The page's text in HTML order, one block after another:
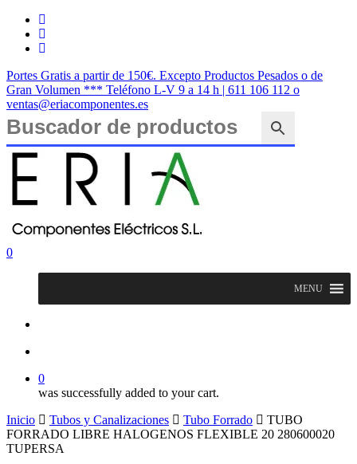
Saltar
contenido
twitter
facebook
instagram
Portes Gratis a partir de 150€. Excepto Productos Pesados o de
Gran Volumen *** Teléfono L-V 9 a 14 h | 611 106 112 o
ventas@eriacomponentes.es
Cerrar
buscar
account
0
MENU
0
was successfully added to your cart.
Inicio
Tubos y Canalizaciones Tubo Forrado
TUBO
FORRADO LIBRE HALOGENOS FLEXIBLE 20 280600020
TUPERSA